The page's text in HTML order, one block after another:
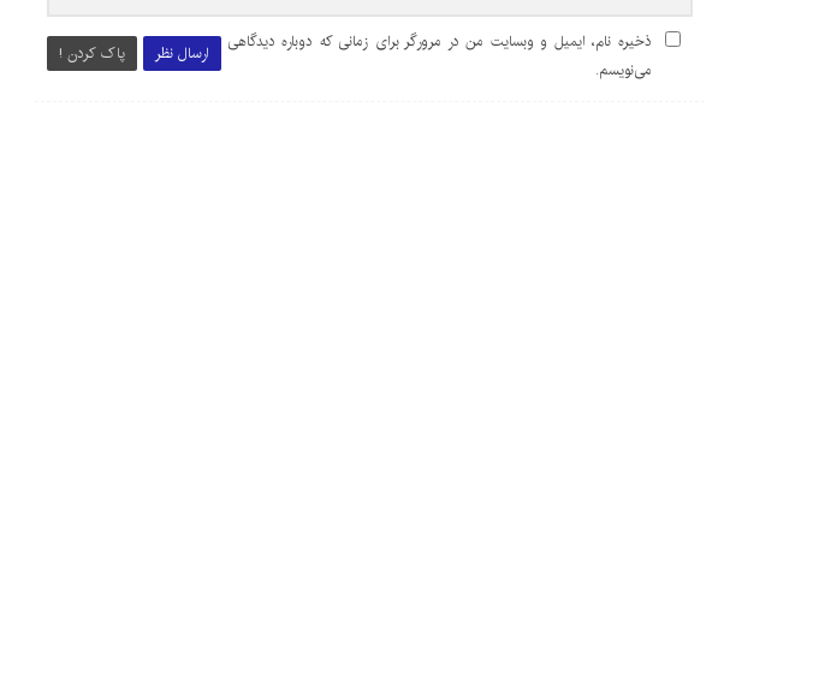
ارسال نظر پاک کردن !
ذخیره نام، ایمیل و وبسایت من در مرورگر برای زمانی که دوباره دیدگاهی
می‌نویسم.